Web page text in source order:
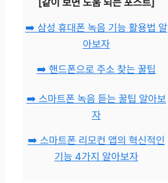
[같이 보면 도움 되는 포스트]
➡️ 삼성 휴대폰 녹음 기능 활용법 알
아보자
➡️ 핸드폰으로 주소 찾는 꿀팁
➡️ 스마트폰 녹음 듣는 꿀팁 알아보
자
➡️ 스마트폰 리모컨 앱의 혁신적인
기능 4가지 알아보자